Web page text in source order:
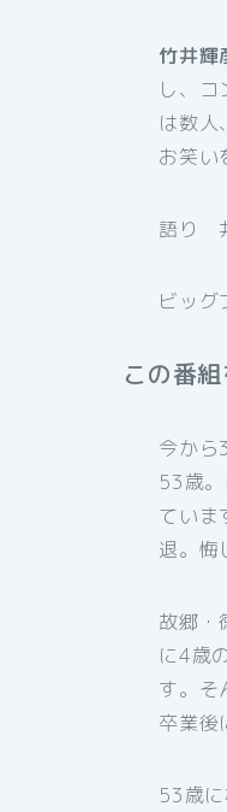
竹井輝
し、
は数人
お笑い
語り
ビッ
この番
今から
53歳
ていま
退。悔
故郷・
に4歳
す。そ
卒業後
53歳